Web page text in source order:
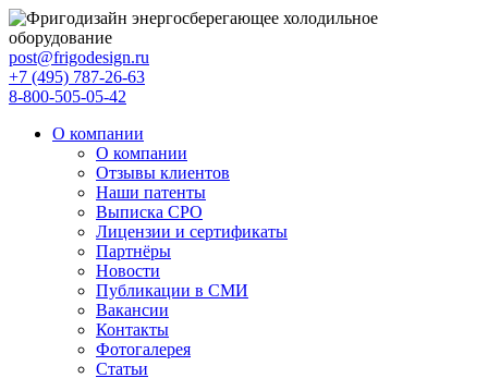
post@frigodesign.ru
+7 (495) 787-26-63
8-800-505-05-42
О компании
О компании
Отзывы клиентов
Наши патенты
Выписка СРО
Лицензии и сертификаты
Партнёры
Новости
Публикации в СМИ
Вакансии
Контакты
Фотогалерея
Статьи